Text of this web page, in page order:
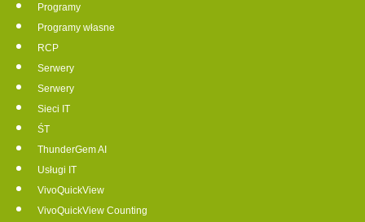
Programy
Programy własne
RCP
Serwery
Serwery
Sieci IT
ŚT
ThunderGem AI
Usługi IT
VivoQuickView
VivoQuickView Counting